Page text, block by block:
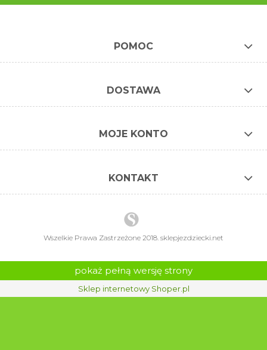
POMOC
DOSTAWA
MOJE KONTO
KONTAKT
Wszelkie Prawa Zastrzeżone 2018. sklepjezdziecki.net
pokaż pełną wersję strony
Sklep internetowy Shoper.pl